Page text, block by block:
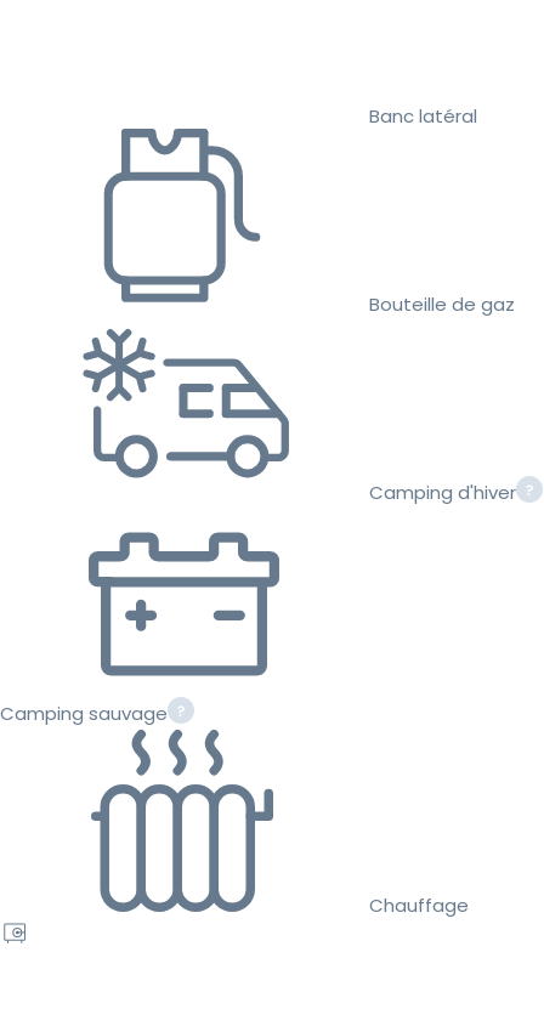
Banc latéral
Bouteille de gaz
Camping d'hiver
Camping sauvage
Chauffage